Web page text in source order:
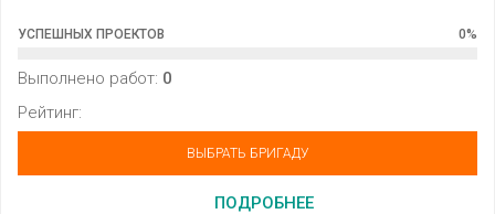
УСПЕШНЫХ ПРОЕКТОВ 0%
Выполнено работ: 0
Рейтинг:
ВЫБРАТЬ БРИГАДУ
ПОДРОБНЕЕ